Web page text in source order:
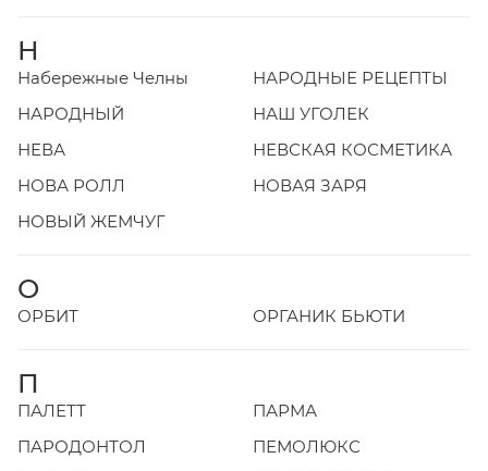
Н
Набережные Челны
НАРОДНЫЕ РЕЦЕПТЫ
НАРОДНЫЙ
НАШ УГОЛЕК
НЕВА
НЕВСКАЯ КОСМЕТИКА
НОВА РОЛЛ
НОВАЯ ЗАРЯ
НОВЫЙ ЖЕМЧУГ
О
ОРБИТ ОРГАНИК БЬЮТИ
П
ПАЛЕТТ
ПАРМА
ПАРОДОНТОЛ
ПЕМОЛЮКС